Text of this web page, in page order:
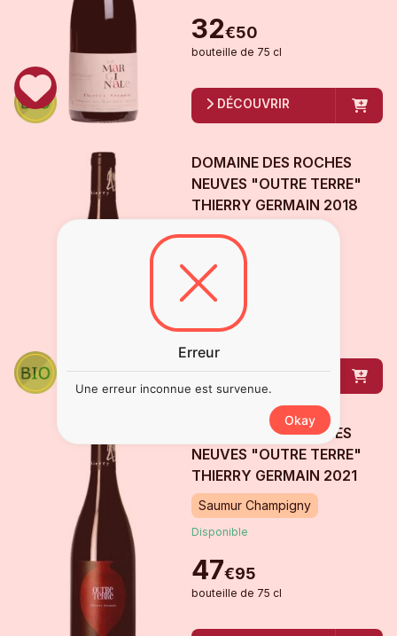
32€50
bouteille de 75 cl
DÉCOUVRIR
DOMAINE DES ROCHES
NEUVES "OUTRE TERRE"
THIERRY GERMAIN 2018
Saumur Champigny
Disponible
48 00
bouteillede
DÉCOUVRIR
DOMAINE DES ROCHES
NEUVES "OUTRE TERRE"
THIERRY GERMAIN 2021
Saumur Champigny
Disponible
47€95
bouteille de 75 cl
Erreur
Une erreur inconnue est survenue.
Okay